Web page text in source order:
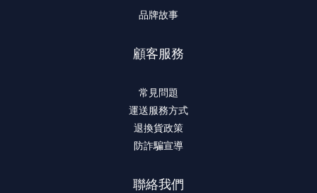
品牌故事
顧客服務
常見問題
運送服務方式
退換貨政策
防詐騙宣導
聯絡我們